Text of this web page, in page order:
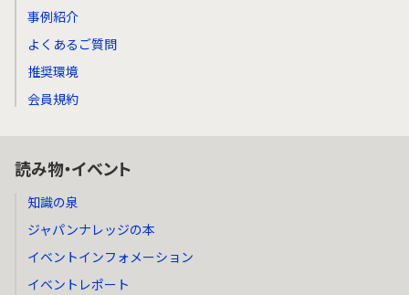
事例紹介
よくあるご質問
推奨環境
会員規約
読み物・イベント
知識の泉
ジャパンナレッジの本
イベントインフォメーション
イベントレポート